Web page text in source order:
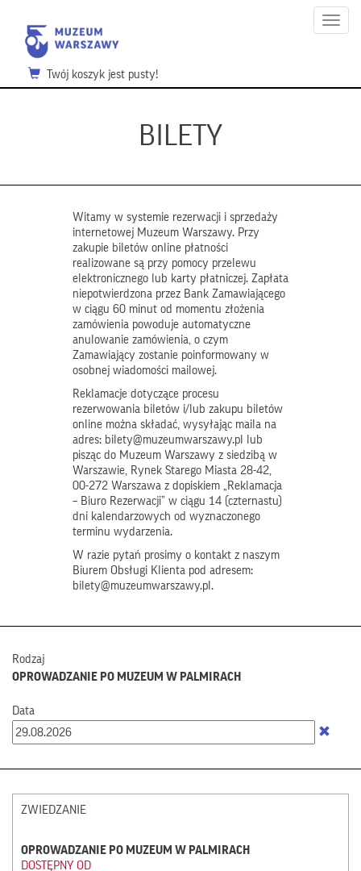
Menu
Twój koszyk jest pusty!
BILETY
Witamy w systemie rezerwacji i sprzedaży
internetowej Muzeum Warszawy. Przy
zakupie biletów online płatności
realizowane są przy pomocy przelewu
elektronicznego lub karty płatniczej. Zapłata
niepotwierdzona przez Bank Zamawiającego
w ciągu 60 minut od momentu złożenia
zamówienia powoduje automatyczne
anulowanie zamówienia, o czym
Zamawiający zostanie poinformowany w
osobnej wiadomości mailowej.
Reklamacje dotyczące procesu
rezerwowania biletów i/lub zakupu biletów
online można składać, wysyłając maila na
adres: bilety@muzeumwarszawy.pl lub
pisząc do Muzeum Warszawy z siedzibą w
Warszawie, Rynek Starego Miasta 28-42,
00-272 Warszawa z dopiskiem „Reklamacja
– Biuro Rezerwacji” w ciągu 14 (czternastu)
dni kalendarzowych od wyznaczonego
terminu wydarzenia.
W razie pytań prosimy o kontakt z naszym
Biurem Obsługi Klienta pod adresem:
bilety@muzeumwarszawy.pl.
Rodzaj
OPROWADZANIE PO MUZEUM W PALMIRACH
Data
ZWIEDZANIE
OPROWADZANIE PO MUZEUM W PALMIRACH
DOSTĘPNY OD